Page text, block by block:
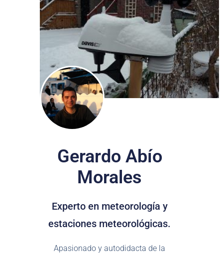
Gerardo Abío
Morales
Experto en meteorología y
estaciones meteorológicas.
Apasionado y autodidacta de la